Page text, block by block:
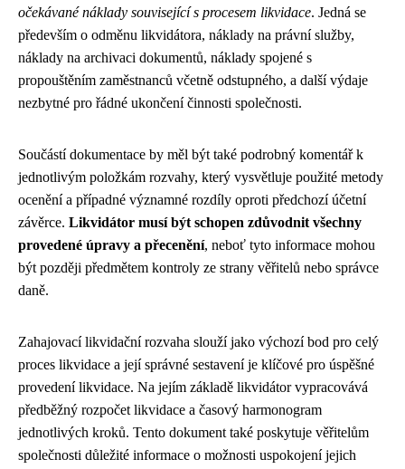
očekávané náklady související s procesem likvidace. Jedná se
především o odměnu likvidátora, náklady na právní služby,
náklady na archivaci dokumentů, náklady spojené s
propouštěním zaměstnanců včetně odstupného, a další výdaje
nezbytné pro řádné ukončení činnosti společnosti.
Součástí dokumentace by měl být také podrobný komentář k
jednotlivým položkám rozvahy, který vysvětluje použité metody
ocenění a případné významné rozdíly oproti předchozí účetní
závěrce. Likvidátor musí být schopen zdůvodnit všechny
provedené úpravy a přecenění, neboť tyto informace mohou
být později předmětem kontroly ze strany věřitelů nebo správce
daně.
Zahajovací likvidační rozvaha slouží jako výchozí bod pro celý
proces likvidace a její správné sestavení je klíčové pro úspěšné
provedení likvidace. Na jejím základě likvidátor vypracovává
předběžný rozpočet likvidace a časový harmonogram
jednotlivých kroků. Tento dokument také poskytuje věřitelům
společnosti důležité informace o možnosti uspokojení jejich